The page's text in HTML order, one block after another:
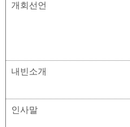
개회선언
내빈소개
인사말